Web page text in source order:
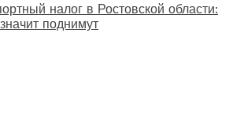
налог в Ростовской области:
поднимут